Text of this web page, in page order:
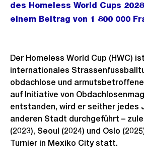
des Homeless World Cups
einem Beitrag von 1 800 000
Der Homeless World Cup (HWC)
internationales
obdachlose und armutsbetroffene
auf Initiative von
entstanden, wird er seither jedes
anderen Stadt durchgeführt –
(2023), Seoul (2024) und Oslo
Turnier in Mexiko City statt.